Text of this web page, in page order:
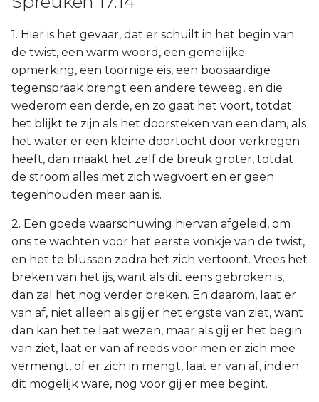
1. Hier is het gevaar, dat er schuilt in het begin van
de twist, een warm woord, een gemelijke
opmerking, een toornige eis, een boosaardige
tegenspraak brengt een andere teweeg, en die
wederom een derde, en zo gaat het voort, totdat
het blijkt te zijn als het doorsteken van een dam, als
het water er een kleine doortocht door verkregen
heeft, dan maakt het zelf de breuk groter, totdat
de stroom alles met zich wegvoert en er geen
tegenhouden meer aan is.
2. Een goede waarschuwing hiervan afgeleid, om
ons te wachten voor het eerste vonkje van de twist,
en het te blussen zodra het zich vertoont. Vrees het
breken van het ijs, want als dit eens gebroken is,
dan zal het nog verder breken. En daarom, laat er
van af, niet alleen als gij er het ergste van ziet, want
dan kan het te laat wezen, maar als gij er het begin
van ziet, laat er van af reeds voor men er zich mee
vermengt, of er zich in mengt, laat er van af, indien
dit mogelijk ware, nog voor gij er mee begint.